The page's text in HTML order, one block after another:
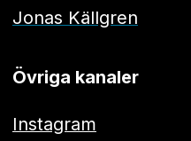
Jonas Källgren
Övriga kanaler
Instagram